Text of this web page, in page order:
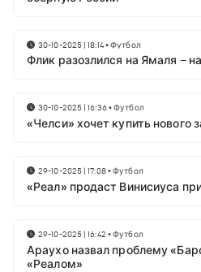
30-10-2025 | 18:14•Футбол
Флик разозлился на Ямаля –
30-10-2025 | 16:36•Футбол
«Челси» хочет купить нового
29-10-2025 | 17:08•Футбол
«Реал» продаст Винисиуса
29-10-2025 | 16:42 •Футбол
Араухо назвал проблему
«Реалом»